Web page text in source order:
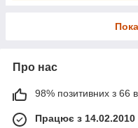
Про нас
98% позитивних з 66
Працює з 14.02.2010